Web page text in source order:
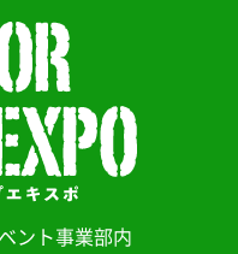
ント事業部内